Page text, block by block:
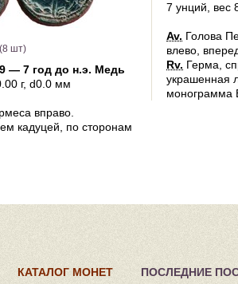
(8 шт)
9 — 7 год до н.э. Медь
г, d0.0 мм
вправо.
кадуцей, по сторонам
7 унций ,
Av. Голова
влево,
Rv. Герма,
украшенная
монограмма
КАТАЛОГ МОНЕТ ПОСЛЕДНИЕ